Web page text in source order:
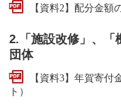
【資料2】配分金額
2.「施設改修」、「
団体
【資料3】年賀寄付
ト）